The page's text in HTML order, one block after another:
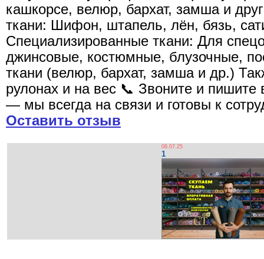
кашкорсе, велюр, бархат, замша и
ткани: Шифон, штапель, лён, бязь,
Специализированные ткани: Для
джинсовые, костюмные, блузочные,
ткани (велюр, бархат, замша и др.)
рулонах и на вес 📞 Звоните и
— мы всегда на связи и готовы к
Оставить отзыв
08.07.25
1